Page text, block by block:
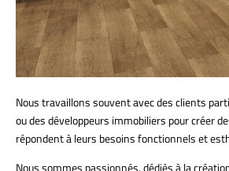
Nous travaillons souvent avec des clients
ou des développeurs immobiliers pour créer
répondent à leurs besoins fonctionnels et
Nous sommes passionnés, dédiés à la